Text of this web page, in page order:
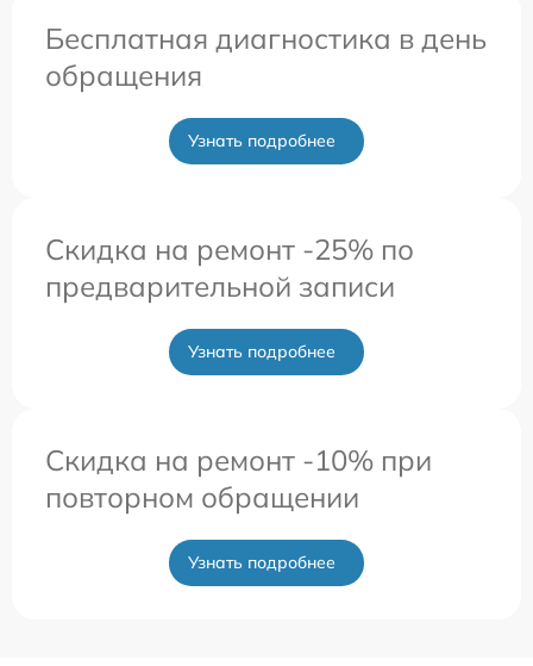
Бесплатная диагностика в день
обращения
Узнать подробнее
Скидка на ремонт -25% по
предварительной записи
Узнать подробнее
Скидка на ремонт -10% при
повторном обращении
Узнать подробнее